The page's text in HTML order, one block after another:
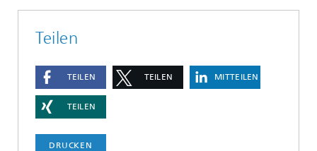
Teilen
TEILEN TEILEN MITTEILEN
TEILEN
DRUCKEN